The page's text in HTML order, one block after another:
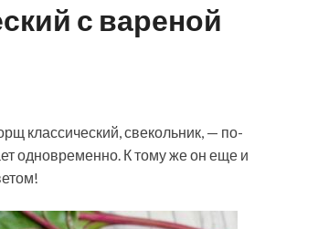
с вареной
классический, свекольник, — по-
одновременно. К тому же он еще и